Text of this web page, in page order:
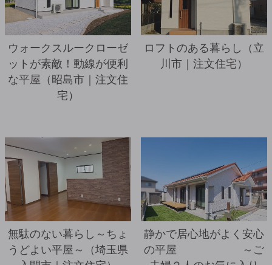
ウォークスルークローゼ
ットが素敵！動線が便利
な平屋（昭島市｜注文住
宅）
ロフトのある暮らし（立
川市｜注文住宅）
無駄のない暮らし～ちょ
うどよい平屋～（埼玉県
静かで居心地がよく安心
の平屋 ～ご
詳細を見る